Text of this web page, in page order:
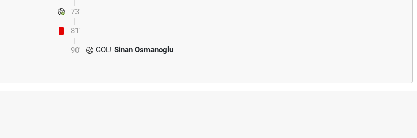
73'
81'
90' GOL! Sinan Osmanoglu